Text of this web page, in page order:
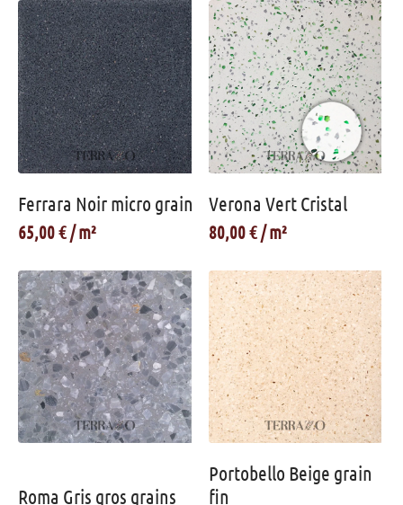
Ferrara Noir micro grain
65,00€
Verona Vert Cristal
80,00€
Roma Gris gros grains
Portobello Beige grain
fin